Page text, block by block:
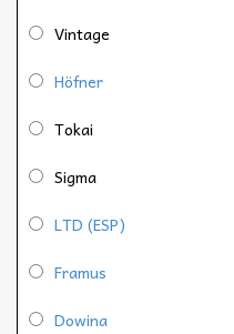
Vintage
Höfner
Tokai
Sigma
LTD (ESP)
Framus
Dowina